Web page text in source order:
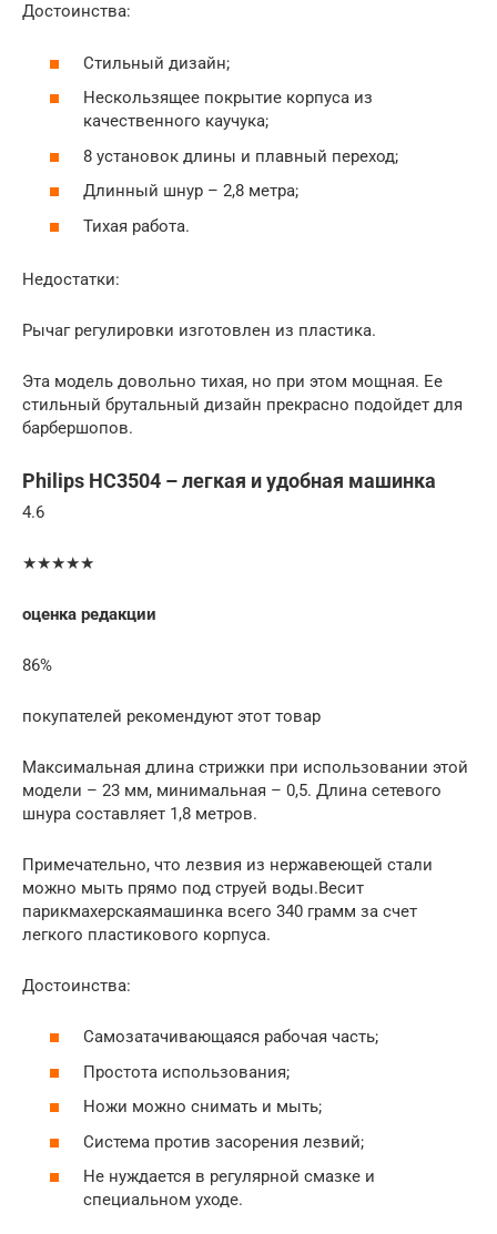
Достоинства:
Стильный дизайн;
Нескользящее покрытие корпуса из
качественного каучука;
8 установок длины и плавный переход;
Длинный шнур – 2,8 метра;
Тихая работа.
Недостатки:
Рычаг регулировки изготовлен из пластика.
Эта модель довольно тихая, но при этом мощная. Ее
стильный брутальный дизайн прекрасно подойдет для
барбершопов.
Philips HC3504 – легкая и удобная машинка
4.6
★★★★★
оценка редакции
86%
покупателей рекомендуют этот товар
Максимальная длина стрижки при использовании этой
модели – 23 мм, минимальная – 0,5. Длина сетевого
шнура составляет 1,8 метров.
Примечательно, что лезвия из нержавеющей стали
можно мыть прямо под струей воды.Весит
парикмахерскаямашинка всего 340 грамм за счет
легкого пластикового корпуса.
Достоинства:
Самозатачивающаяся рабочая часть;
Простота использования;
Ножи можно снимать и мыть;
Система против засорения лезвий;
Не нуждается в регулярной смазке и
специальном уходе.